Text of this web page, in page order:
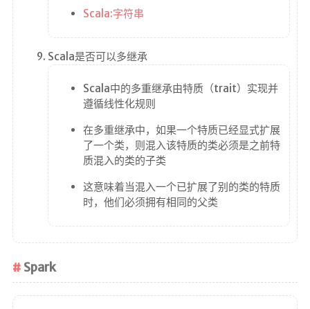
Scala:字符串
Scala是否可以多继承
Scala中的多重继承由特质（trait）实现并
遵循线性化规则
在多重继承中，如果一个特质已经显式扩展
了一个类，则混入该特质的类必须是之前特
质混入的类的子类
这意味着当混入一个已扩展了别的类的特质
时，他们必须拥有相同的父类
Spark